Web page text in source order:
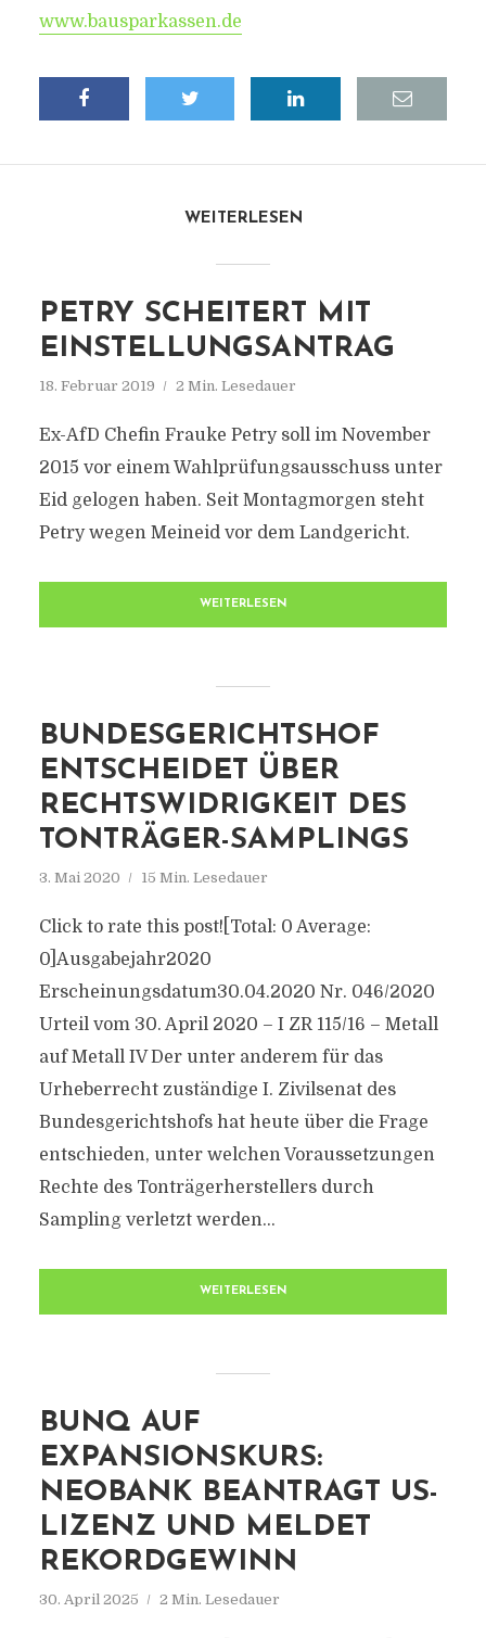
www.bausparkassen.de
WEITERLESEN
PETRY SCHEITERT MIT
EINSTELLUNGSANTRAG
18. Februar 2019 2 Min. Lesedauer
Ex-AfD Chefin Frauke Petry soll im November
2015 vor einem Wahlprüfungsausschuss unter
Eid gelogen haben. Seit Montagmorgen steht
Petry wegen Meineid vor dem Landgericht.
WEITERLESEN
BUNDESGERICHTSHOF
ENTSCHEIDET ÜBER
RECHTSWIDRIGKEIT DES
TONTRÄGER-SAMPLINGS
3. Mai 2020 15 Min. Lesedauer
Click to rate this post![Total: 0 Average:
0]Ausgabejahr2020
Erscheinungsdatum30.04.2020 Nr. 046/2020
Urteil vom 30. April 2020 – I ZR 115/16 – Metall
auf Metall IV Der unter anderem für das
Urheberrecht zuständige I. Zivilsenat des
Bundesgerichtshofs hat heute über die Frage
entschieden, unter welchen Voraussetzungen
Rechte des Tonträgerherstellers durch
Sampling verletzt werden...
WEITERLESEN
BUNQ AUF
EXPANSIONSKURS:
NEOBANK BEANTRAGT US-
LIZENZ UND MELDET
REKORDGEWINN
30. April 2025 2 Min. Lesedauer